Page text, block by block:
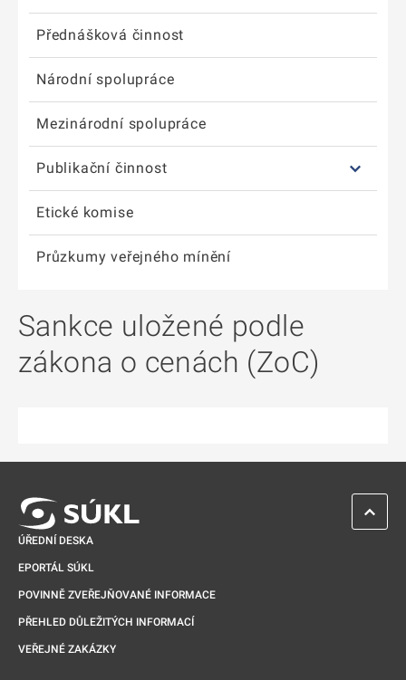
Přednášková činnost
Národní spolupráce
Mezinárodní spolupráce
Publikační činnost
Etické komise
Průzkumy veřejného mínění
Sankce uložené podle
zákona o cenách (ZoC)
ÚŘEDNÍ DESKA
EPORTÁL SÚKL
POVINNĚ ZVEŘEJŇOVANÉ INFORMACE
PŘEHLED DŮLEŽITÝCH INFORMACÍ
VEŘEJNÉ ZAKÁZKY
ZPĚT